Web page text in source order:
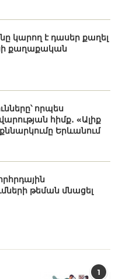
կարող է դասեր քաղել
քաղաքական
որպես
հիմք․ «Ալիք
Երևանում
թեման մնացել
1